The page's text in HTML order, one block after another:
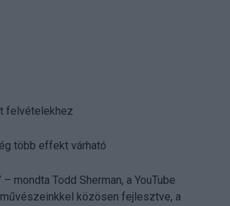
felvételekhez
több effekt várható
mondta Todd Sherman, a YouTube
közösen fejlesztve, a